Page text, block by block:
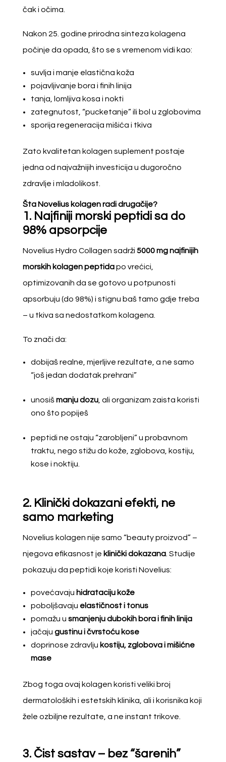
čak i očima.
Nakon 25. godine prirodna sinteza kolagena
počinje da opada, što se s vremenom vidi kao:
suvlja i manje elastična koža
pojavljivanje bora i finih linija
tanja, lomljiva kosa i nokti
zategnutost, “pucketanje” ili bol u zglobovima
sporija regeneracija mišića i tkiva
Zato kvalitetan kolagen suplement postaje
jedna od najvažnijih investicija u dugoročno
zdravlje i mladolikost.
Šta Novelius kolagen radi drugačije?
1. Najfiniji morski peptidi sa do
98% apsorpcije
Novelius Hydro Collagen sadrži 5000 mg najfinijih
morskih kolagen peptidapo vrećici,
optimizovanih da se gotovo u potpunosti
apsorbuju (do 98%) i stignu baš tamo gdje treba
– u tkiva sa nedostatkom kolagena.
To znači da:
dobijaš realne, mjerljive rezultate, a ne samo
“još jedan dodatak prehrani”
unosišmanju dozu, ali organizam zaista koristi
ono što popiješ
peptidi ne ostaju “zarobljeni” u probavnom
traktu, nego stižu do kože, zglobova, kostiju,
kose i noktiju.
2. Klinički dokazani efekti, ne
samo marketing
Novelius kolagen nije samo “beauty proizvod” –
njegova efikasnost je klinički dokazana. Studije
pokazuju da peptidi koje koristi Novelius:
povećavaju hidrataciju kože
poboljšavaju elastičnost i tonus
pomažu u smanjenju dubokih bora i finih linija
jačaju gustinu i čvrstoću kose
doprinose zdravlju kostiju, zglobova i mišićne
mase
Zbog toga ovaj kolagen koristi veliki broj
dermatoloških i estetskih klinika, ali i korisnika koji
žele ozbiljne rezultate, a ne instant trikove.
3. Čist sastav – bez “šarenih”